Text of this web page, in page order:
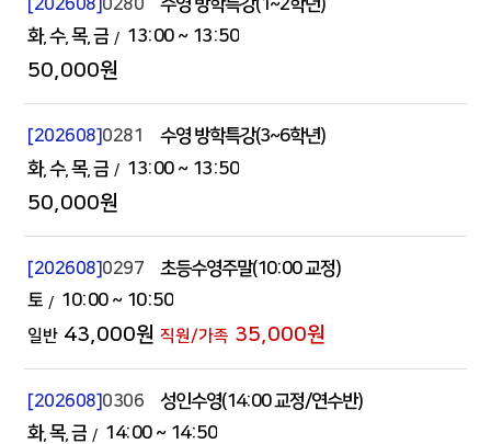
[202608]0280
수영 방학특강(1~2학년)
화 수 목 금 13:00 ~ 13:50
50,000원
[202608]0281
수영 방학특강(3~6학년)
화 수 목 금 13:00 ~ 13:50
50,000원
[202608]0297
초등수영주말(10:00 교정)
토
10:00 ~ 10:50
43,000원 35,000원
[202608]0306
성인수영(14:00 교정/연수반)
화 목 금 14:00 ~ 14:50